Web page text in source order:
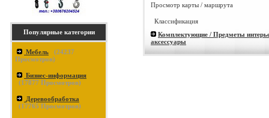
Популярные категории
Мебель (24237
Просмотров)
Бизнес-информация
(17877 Просмотров)
Деревообработка
(17765 Просмотров)
Просмотр карты / маршрута
Классификация
Комплектующие / Предметы
аксессуары